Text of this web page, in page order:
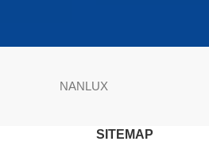
NANLUX
SITEMAP